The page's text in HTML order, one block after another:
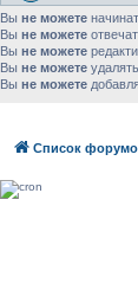
Вы не можете
Вы не можете
Вы не можете
Вы не можете
Вы не можете
Список